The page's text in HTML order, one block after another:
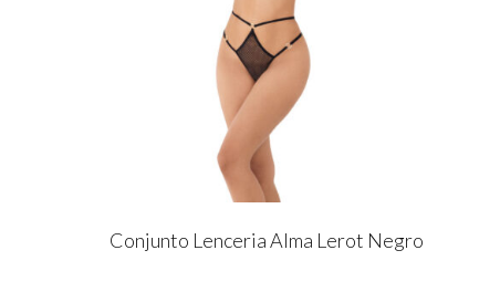
Conjunto Lenceria Alma Lerot Negro